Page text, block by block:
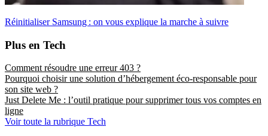
Réinitialiser Samsung : on vous explique la marche à suivre
Plus en Tech
Comment résoudre une erreur 403 ?
Pourquoi choisir une solution d’hébergement éco-responsable pour
son site web ?
Just Delete Me : l’outil pratique pour supprimer tous vos comptes en
ligne
Voir toute la rubrique Tech